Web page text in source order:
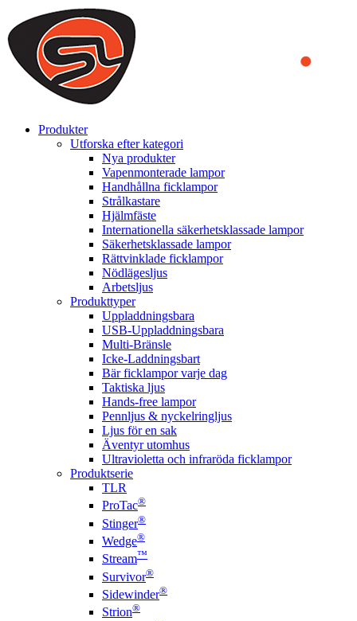
We use cookies to ensure that we provide you the best experience
on our website. By continuing to browse this website, you accept
that cookies are used to help us analyze how the website is used and
to offer you a better experience. To learn more or to find out how
you can disable cookies, you can access our
Produkter
Utforska efter kategori
Nya produkter
Vapenmonterade lampor
Handhållna ficklampor
Strålkastare
Hjälmfäste
Internationella säkerhetsklassade lampor
Säkerhetsklassade lampor
Rättvinklade ficklampor
Nödlägesljus
Arbetsljus
Produkttyper
Uppladdningsbara
USB-Uppladdningsbara
Multi-Bränsle
Icke-Laddningsbart
Bär ficklampor varje dag
Taktiska ljus
Hands-free lampor
Pennljus & nyckelringljus
Ljus för en sak
Äventyr utomhus
Ultravioletta och infraröda ficklampor
Produktserie
TLR
ProTac®
Stinger®
Wedge®
Stream™
Survivor®
Sidewinder®
Strion®